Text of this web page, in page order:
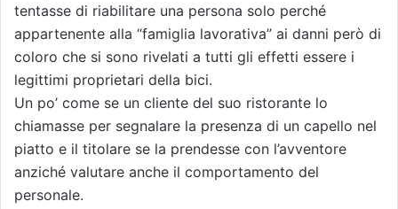
tentasse di riabilitare una persona solo perché
appartenente alla “famiglia lavorativa” ai danni però di
coloro che si sono rivelati a tutti gli effetti essere i
legittimi proprietari della bici.
Un po’ come se un cliente del suo ristorante lo
chiamasse per segnalare la presenza di un capello nel
piatto e il titolare se la prendesse con l’avventore
anziché valutare anche il comportamento del
personale.